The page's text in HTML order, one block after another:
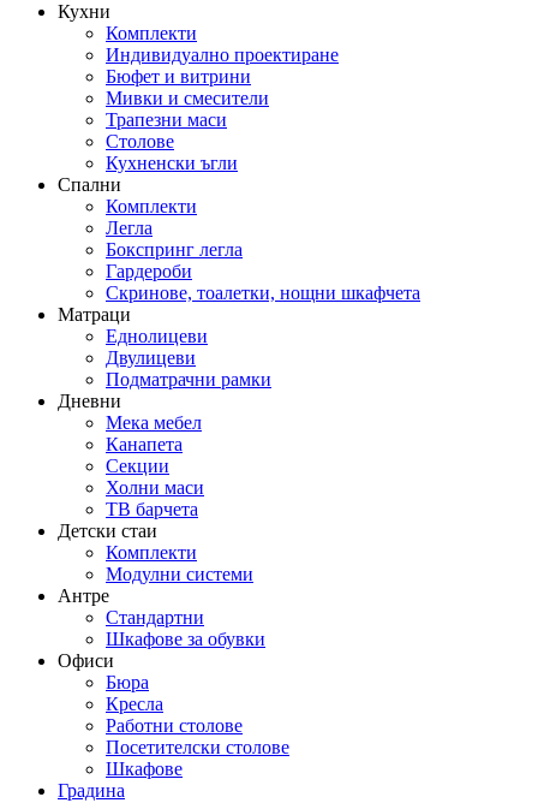
Кухни
Комплекти
Индивидуално проектиране
Бюфет и витрини
Мивки и смесители
Трапезни маси
Столове
Кухненски ъгли
Спални
Комплекти
Легла
Бокспринг легла
Гардероби
Скринове, тоалетки, нощни шкафчета
Матраци
Еднолицеви
Двулицеви
Подматрачни рамки
Дневни
Мека мебел
Канапета
Секции
Холни маси
ТВ барчета
Детски стаи
Комплекти
Модулни системи
Антре
Стандартни
Шкафове за обувки
Офиси
Бюра
Кресла
Работни столове
Посетителски столове
Шкафове
Градина